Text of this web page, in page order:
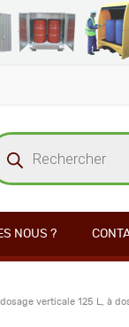
NOUS ?
verticale 125 L, à